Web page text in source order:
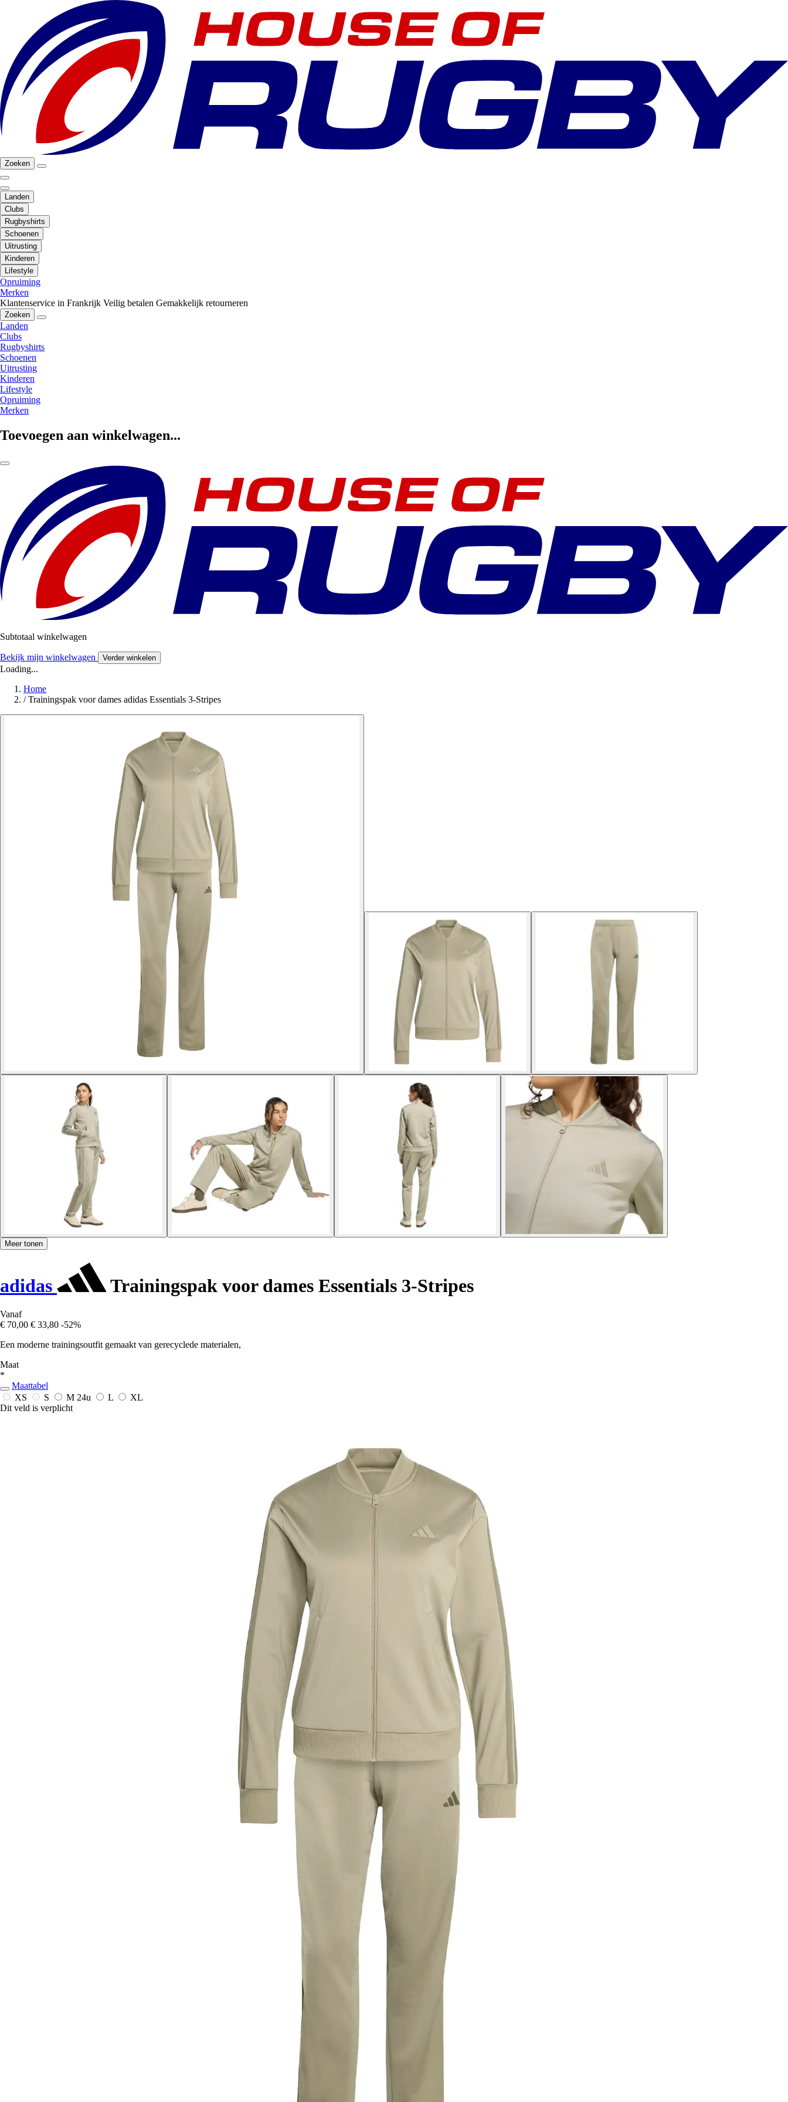
Zoeken
Landen
Clubs
Rugbyshirts
Schoenen
Uitrusting
Kinderen
Lifestyle
Opruiming
Merken
Klantenservice in Frankrijk Veilig betalen Gemakkelijk retourneren
Zoeken
Landen
Clubs
Rugbyshirts
Schoenen
Uitrusting
Kinderen
Lifestyle
Opruiming
Merken
Toevoegen aan winkelwagen...
Subtotaal winkelwagen
Bekijk mijn winkelwagen Verder winkelen
Loading...
Home
/ Trainingspak voor dames adidas Essentials 3-Stripes
Meer tonen
adidas Trainingspak voor dames Essentials 3-Stripes
Vanaf
€ 70,00 € 33,80 -52%
Een moderne trainingsoutfit gemaakt van gerecyclede materialen,
Maat
*
Maattabel
XS
S M 24u L
XL
Dit veld is verplicht